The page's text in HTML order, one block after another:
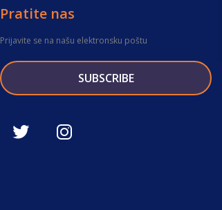
Pratite nas
Prijavite se na našu elektronsku poštu
SUBSCRIBE